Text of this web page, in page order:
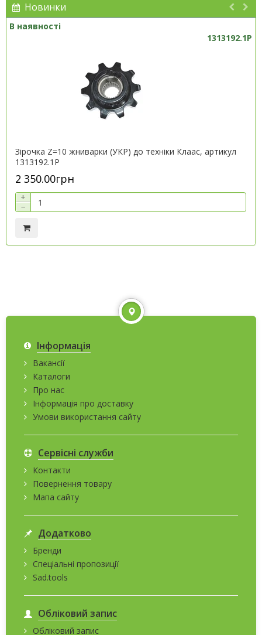
Новинки
В наявності
1313192.1P
Зірочка Z=10 жниварки (УКР) до техніки Клаас, артикул
1313192.1P
2 350.00грн
+
−
Інформація
Вакансії
Каталоги
Про нас
Інформація про доставку
Умови використання сайту
Сервісні служби
Контакти
Повернення товару
Мапа сайту
Додатково
Бренди
Спеціальні пропозиції
Sad.tools
Обліковий запис
Обліковий запис